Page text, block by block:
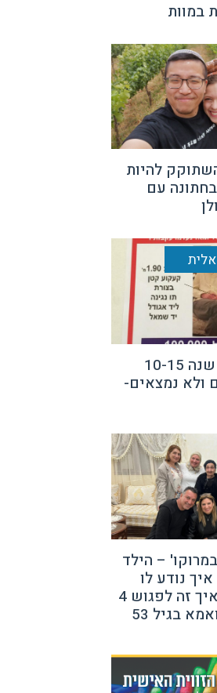
במוות
להיות
בחתונה עם
הנעלמים: בכל שנה 10-15
ולא נמצאים-
– הילד
נודע לו
שהוא מאומץ ואיך זה לפגוש 4
בגיל 53